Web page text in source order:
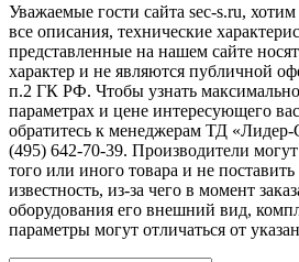
Уважаемые гости сайта sec-s.ru,
все описания, технические
представленные на нашем сайте
характер и не являются публичной
п.2 ГК РФ. Чтобы узнать
параметрах и цене интересующего
обратитесь к менеджерам ТД
(495) 642-70-39. Производители
того или иного товара и не
известность, из-за чего в момент
оборудования его внешний вид,
параметры могут отличаться от